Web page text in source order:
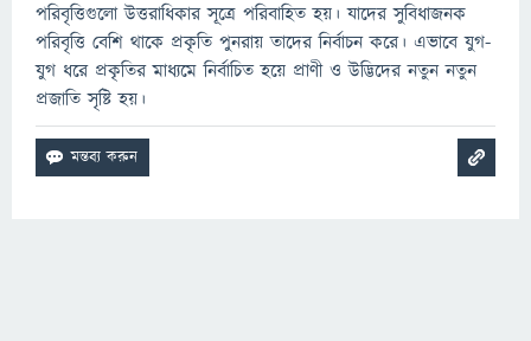
পরিবৃত্তিগুলো উত্তরাধিকার সূত্রে পরিবাহিত হয়। যাদের সুবিধাজনক
পরিবৃত্তি বেশি থাকে প্রকৃতি পুনরায় তাদের নির্বাচন করে। এভাবে যুগ-
যুগ ধরে প্রকৃতির মাধ্যমে নির্বাচিত হয়ে প্রাণী ও উদ্ভিদের নতুন নতুন
প্রজাতি সৃষ্টি হয়।